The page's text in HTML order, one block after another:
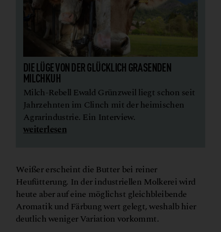
DIE LÜGE VON DER GLÜCKLICH GRASENDEN
MILCHKUH
Milch-Rebell Ewald Grünzweil liegt schon seit
Jahrzehnten im Clinch mit der heimischen
Agrarindustrie. Ein Interview.
weiterlesen
Weißer erscheint die Butter bei reiner
Heufütterung. In der industriellen Molkerei wird
heute aber auf eine möglichst gleichbleibende
Aromatik und Färbung wert gelegt, weshalb hier
deutlich weniger Variation vorkommt.